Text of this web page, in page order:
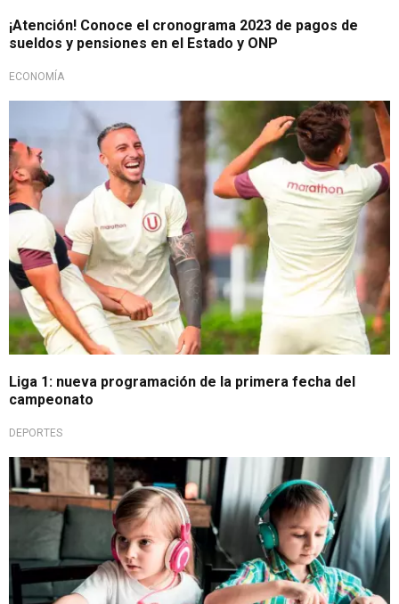
¡Atención! Conoce el cronograma 2023 de pagos de
sueldos y pensiones en el Estado y ONP
ECONOMÍA
Liga 1: nueva programación de la primera fecha del
campeonato
DEPORTES